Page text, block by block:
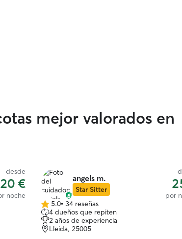
mejor valorados en
desde
20 €
noche
angels m.
Star Sitter
por
5.0
de
5
estrellas
5.0• 34 reseñas
4 dueños que repiten
2 años de experiencia
Lleida, 25005